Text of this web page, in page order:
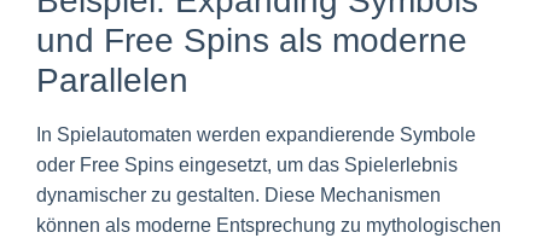
und Free Spins als moderne
Parallelen
In Spielautomaten werden expandierende Symbole
oder Free Spins eingesetzt, um das Spielerlebnis
dynamischer zu gestalten. Diese Mechanismen
können als moderne Entsprechung zu mythologischen